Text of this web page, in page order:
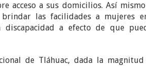
acceso a sus domicilios. Así
las facilidades a mujeres
discapacidad a efecto de que
de Tláhuac, dada la